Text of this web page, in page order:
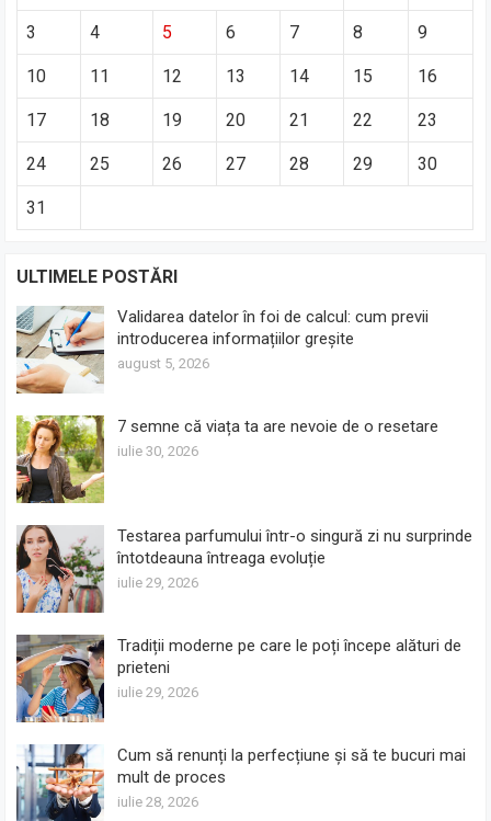
3 4 5 6 7 8 9
10 11 12 13 14 15 16
17 18 19 20 21 22 23
24 25 26 27 28 29 30
31
ULTIMELE POSTĂRI
Validarea datelor în foi de calcul: cum previi
introducerea informațiilor greșite
august 5, 2026
7 semne că viața ta are nevoie de o resetare
iulie 30, 2026
Testarea parfumului într-o singură zi nu surprinde
întotdeauna întreaga evoluție
iulie 29, 2026
Tradiții moderne pe care le poți începe alături de
prieteni
iulie 29, 2026
Cum să renunți la perfecțiune și să te bucuri mai
mult de proces
iulie 28, 2026